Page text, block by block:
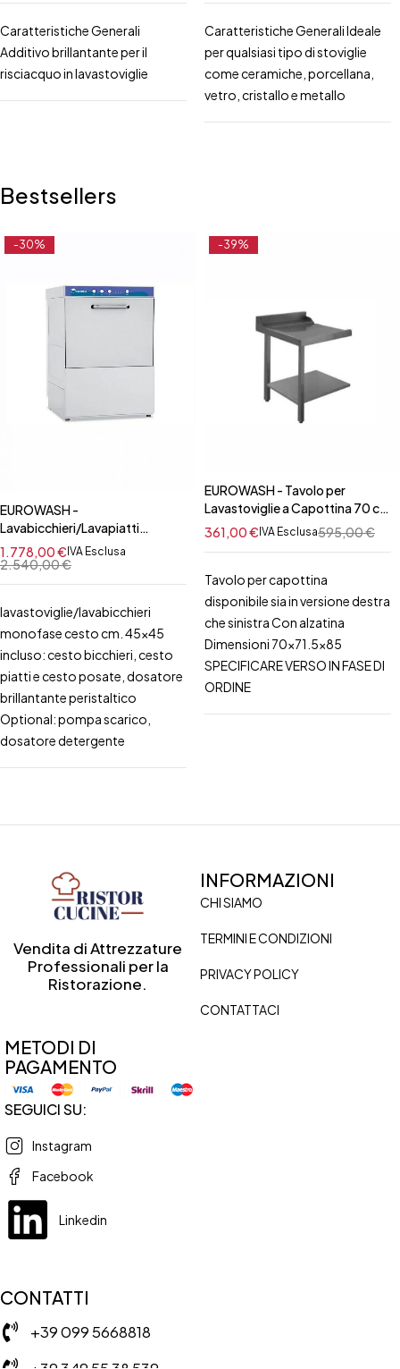
Caratteristiche Generali
Additivo brillantante per il
risciacquo in lavastoviglie
Caratteristiche Generali Ideale
per qualsiasi tipo di stoviglie
come ceramiche, porcellana,
vetro, cristallo e metallo
Bestsellers
-30%
EUROWASH -
Lavabicchieri/Lavapiatti
Monofase Cesto Quadrato
45x45 cm
2.540,00€
1.778,00€ IVA Esclusa
lavastoviglie/lavabicchieri
monofase cesto cm. 45x45
incluso: cesto bicchieri, cesto
piatti e cesto posate, dosatore
brillantante peristaltico
Optional: pompa scarico,
dosatore detergente
-39%
EUROWASH - Tavolo per
Lavastoviglie a Capottina 70 cm
SX/dx- con alzatina 595,00€
361,00€IVA Esclusa
Tavolo per capottina
disponibile sia in versione destra
che sinistra Con alzatina
Dimensioni 70x71.5x85
SPECIFICARE VERSO IN FASE DI
ORDINE
Vendita di Attrezzature
Professionali per la
Ristorazione.
INFORMAZIONI
CHI SIAMO
TERMINI E CONDIZIONI
PRIVACY POLICY
CONTATTACI
METODI DI
PAGAMENTO
SEGUICI SU:
Instagram
Facebook
Linkedin
CONTATTI
+39 099 5668818